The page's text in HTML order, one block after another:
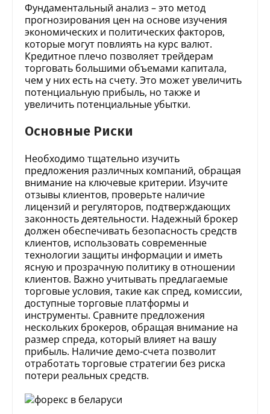
Фундаментальный анализ – это метод
прогнозирования цен на основе изучения
экономических и политических факторов,
которые могут повлиять на курс валют.
Кредитное плечо позволяет трейдерам
торговать большими объемами капитала,
чем у них есть на счету. Это может увеличить
потенциальную прибыль, но также и
увеличить потенциальные убытки.
Основные Риски
Необходимо тщательно изучить
предложения различных компаний, обращая
внимание на ключевые критерии. Изучите
отзывы клиентов, проверьте наличие
лицензий и регуляторов, подтверждающих
законность деятельности. Надежный брокер
должен обеспечивать безопасность средств
клиентов, использовать современные
технологии защиты информации и иметь
ясную и прозрачную политику в отношении
клиентов. Важно учитывать предлагаемые
торговые условия, такие как спред, комиссии,
доступные торговые платформы и
инструменты. Сравните предложения
нескольких брокеров, обращая внимание на
размер спреда, который влияет на вашу
прибыль. Наличие демо-счета позволит
отработать торговые стратегии без риска
потери реальных средств.